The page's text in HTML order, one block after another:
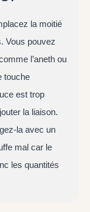
la moitié
Vous pouvez
l’aneth ou
touche
est trop
la liaison.
la avec un
mal car le
les quantités